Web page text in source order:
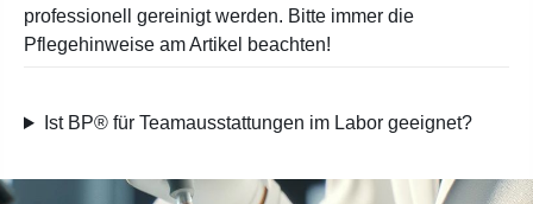
professionell gereinigt werden. Bitte immer die
Pflegehinweise am Artikel beachten!
Ist BP® für Teamausstattungen im Labor geeignet?